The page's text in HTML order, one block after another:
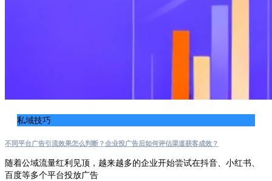
私域技巧
不同平台广告引流效果怎么判断？企业投广告后如何评估渠道获客成效？
随着公域流量红利见顶，越来越多的企业开始尝试在抖音、小红书、
百度等多个平台投放广告